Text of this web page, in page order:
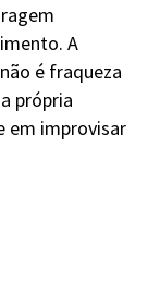
A
é fraqueza
própria
em improvisar